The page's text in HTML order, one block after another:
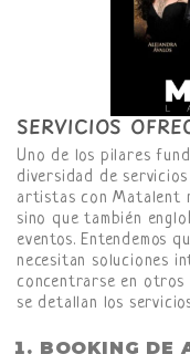
SERVICIOS
Uno de los pilares
diversidad de
artistas con Matalent
sino que también
eventos. Entendemos
necesitan soluciones
concentrarse en otros
se detallan los
BOOKING DE